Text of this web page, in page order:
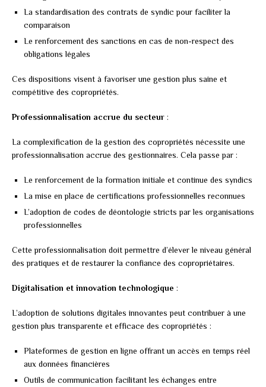
La standardisation des contrats de syndic pour faciliter la
comparaison
Le renforcement des sanctions en cas de non-respect des
obligations légales
Ces dispositions visent à favoriser une gestion plus saine et
compétitive des copropriétés.
Professionnalisation accrue du secteur :
La complexification de la gestion des copropriétés nécessite une
professionnalisation accrue des gestionnaires. Cela passe par :
Le renforcement de la formation initiale et continue des syndics
La mise en place de certifications professionnelles reconnues
L’adoption de codes de déontologie stricts par les organisations
professionnelles
Cette professionnalisation doit permettre d’élever le niveau général
des pratiques et de restaurer la confiance des copropriétaires.
Digitalisation et innovation technologique :
L’adoption de solutions digitales innovantes peut contribuer à une
gestion plus transparente et efficace des copropriétés :
Plateformes de gestion en ligne offrant un accès en temps réel
aux données financières
Outils de communication facilitant les échanges entre